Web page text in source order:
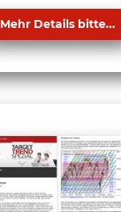
Mehr Details bitte...